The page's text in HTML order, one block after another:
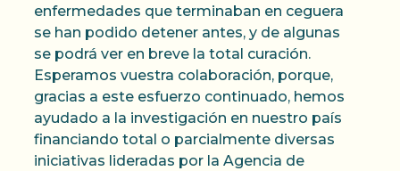
enfermedades que terminaban en ceguera
se han podido detener antes, y de algunas
se podrá ver en breve la total curación.
Esperamos vuestra colaboración, porque,
gracias a este esfuerzo continuado, hemos
ayudado a la investigación en nuestro país
financiando total o parcialmente diversas
iniciativas lideradas por la Agencia de